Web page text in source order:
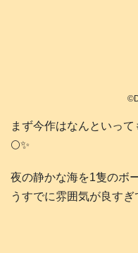
まず今作はなんといっ
🌕️✨️
夜の静かな海を1隻のボ
うすでに雰囲気が良す